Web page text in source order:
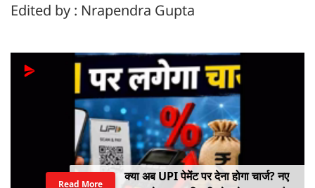
Edited by : Nrapendra Gupta
क्या अब UPI पेमेंट पर देना होगा चार्ज? नए
Read More